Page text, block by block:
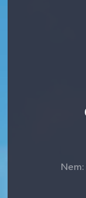
Nem:
Yüksek